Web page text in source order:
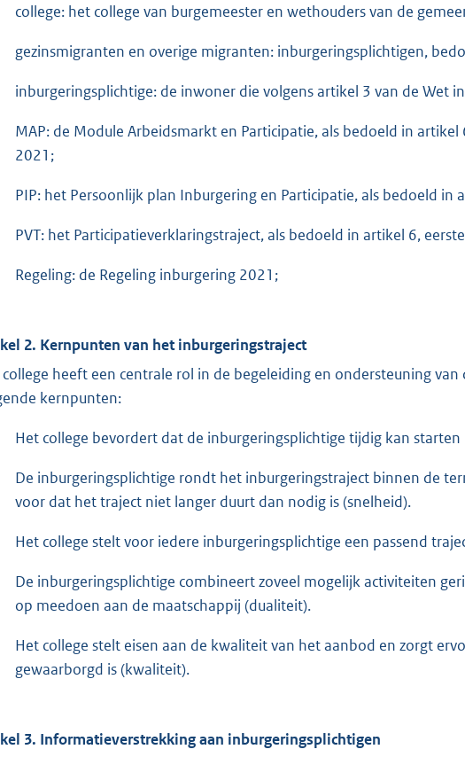
college: het college van burgemeester en wethouders van de
gezinsmigranten en overige migranten: inburgeringsplichtigen,
inburgeringsplichtige: de inwoner die volgens artikel 3 van de Wet
MAP: de Module Arbeidsmarkt en Participatie, als bedoeld in
2021;
PIP: het Persoonlijk plan Inburgering en Participatie, als bedoeld
PVT: het Participatieverklaringstraject, als bedoeld in artikel 6,
Regeling: de Regeling inburgering 2021;
2. Kernpunten van het inburgeringstraject
heeft een centrale rol in de begeleiding en ondersteuning
kernpunten:
Het college bevordert dat de inburgeringsplichtige tijdig kan
De inburgeringsplichtige rondt het inburgeringstraject binnen de
voor dat het traject niet langer duurt dan nodig is (snelheid).
Het college stelt voor iedere inburgeringsplichtige een passend
De inburgeringsplichtige combineert zoveel mogelijk activiteiten
op meedoen aan de maatschappij (dualiteit).
Het college stelt eisen aan de kwaliteit van het aanbod en zorgt
gewaarborgd is (kwaliteit).
3. Informatieverstrekking aan inburgeringsplichtigen